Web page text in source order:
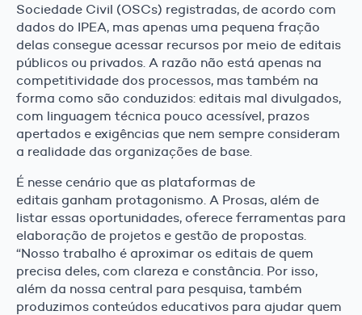
Sociedade Civil (OSCs) registradas, de acordo com
dados do IPEA, mas apenas uma pequena fração
delas consegue acessar recursos por meio de editais
públicos ou privados. A razão não está apenas na
competitividade dos processos, mas também na
forma como são conduzidos: editais mal divulgados,
com linguagem técnica pouco acessível, prazos
apertados e exigências que nem sempre consideram
a realidade das organizações de base.
É nesse cenário que as plataformas de
editais ganham protagonismo. A Prosas, além de
listar essas oportunidades, oferece ferramentas para
elaboração de projetos e gestão de propostas.
“Nosso trabalho é aproximar os editais de quem
precisa deles, com clareza e constância. Por isso,
além da nossa central para pesquisa, também
produzimos conteúdos educativos para ajudar quem